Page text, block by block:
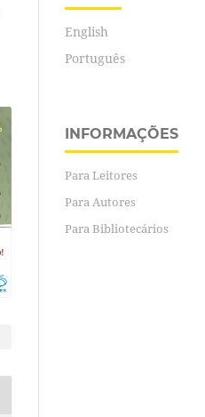
English
Português
INFORMAÇÕES
Para Leitores
Para Autores
Para Bibliotecários